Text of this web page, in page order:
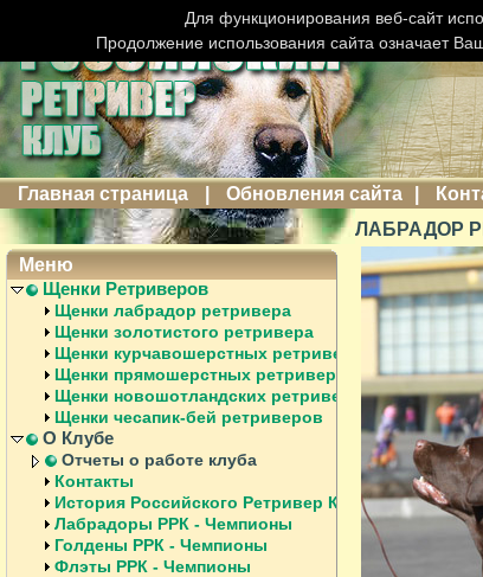
Главная страница Обновления сайта
ЛАБРАДОР
Меню
Щенки Ретриверов
Щенки лабрадор ретривера
Щенки золотистого ретривера
Щенки курчавошерстных ретриверов
Щенки прямошерстных ретриверов
Щенки новошотландских ретриверов
Щенки чесапик-бей ретриверов
О Клубе
Отчеты о работе клуба
Контакты
История Российского Ретривер Клуба
Лабрадоры РРК - Чемпионы
Голдены РРК - Чемпионы
Флэты РРК - Чемпионы
Для функционирования веб-сайт
Продолжение использования сайта означает